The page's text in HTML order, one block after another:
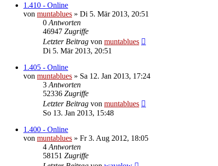
1.410 - Online
von muntablues » Di 5. Mär 2013, 20:51
0 Antworten
46947 Zugriffe
Letzter Beitrag von muntablues
Di 5. Mär 2013, 20:51
1.405 - Online
von muntablues » Sa 12. Jan 2013, 17:24
3 Antworten
52336 Zugriffe
Letzter Beitrag von muntablues
So 13. Jan 2013, 15:48
1.400 - Online
von muntablues » Fr 3. Aug 2012, 18:05
4 Antworten
58151 Zugriffe